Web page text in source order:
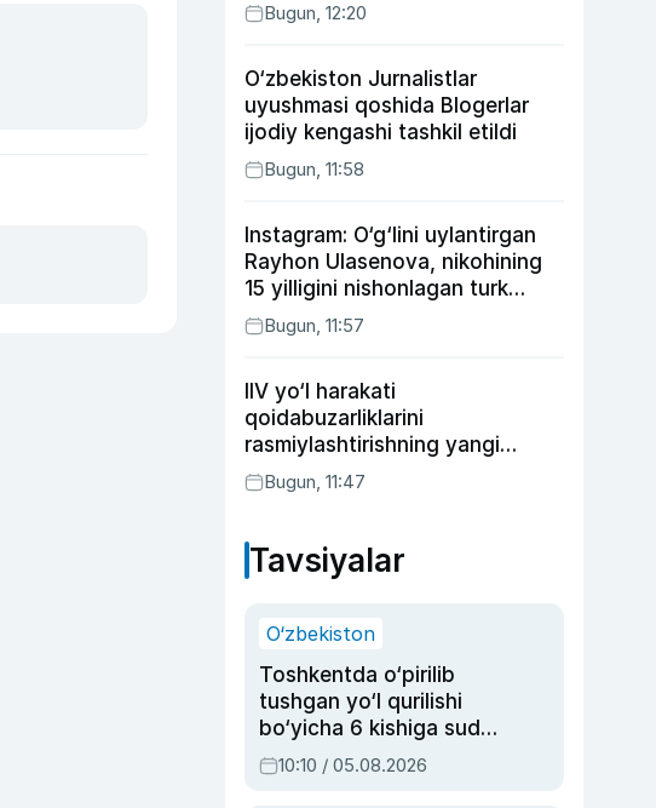
Bugun, 12:20
O‘zbekiston Jurnalistlar
uyushmasi qoshida Blogerlar
ijodiy kengashi tashkil etildi
Bugun, 11:58
Instagram: O‘g‘lini uylantirgan
Rayhon Ulasenova, nikohining
15 yilligini nishonlagan turk
aktyorlari va Kamelot qasriga
sayohat qilgan Zebo Rahimova
Bugun, 11:57
IIV yo‘l harakati
qoidabuzarliklarini
rasmiylashtirishning yangi
tartibini taklif qildi
Bugun, 11:47
Tavsiyalar
O‘zbekiston
Toshkentda o‘pirilib
tushgan yo‘l qurilishi
bo‘yicha 6 kishiga sud
hukmi o‘qildi
10:10 / 05.08.2026